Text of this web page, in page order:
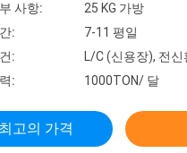
사항:
25 KG 가방
:
7-11 평일
:
L/C (신용장), 전신
:
1000TON/ 달
최고의 가격